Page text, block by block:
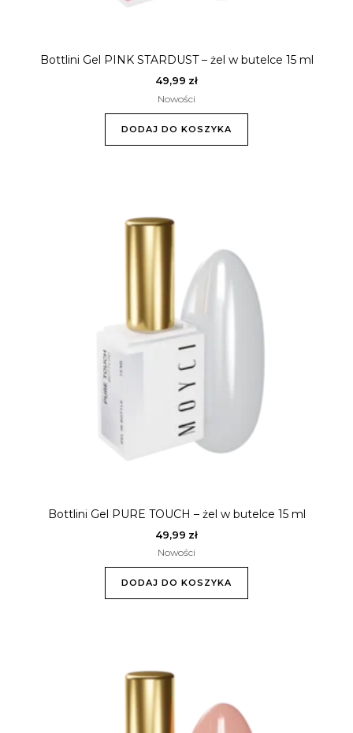
Bottlini Gel PINK STARDUST – żel w butelce 15 ml
49,99 zł
Nowości
DODAJ DO KOSZYKA
Bottlini Gel PURE TOUCH – żel w butelce 15 ml
49,99 zł
Nowości
DODAJ DO KOSZYKA